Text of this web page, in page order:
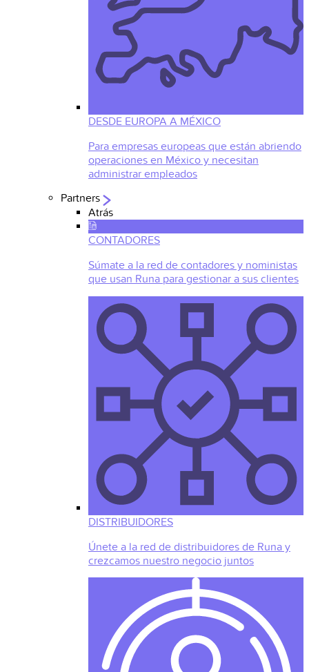
DESDE EUROPA A MÉXICO
Para empresas europeas que están abriendo
operaciones en México y necesitan
administrar empleados
Partners
Atrás
CONTADORES
Súmate a la red de contadores y noministas
que usan Runa para gestionar a sus clientes
DISTRIBUIDORES
Únete a la red de distribuidores de Runa y
crezcamos nuestro negocio juntos